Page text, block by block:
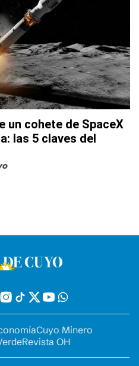
un cohete de SpaceX
las 5 claves del
Cuyo Minero
Revista OH